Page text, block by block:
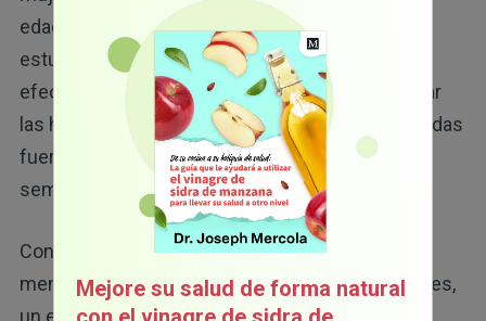
edad, suele ir acompañada de bochornos. Los
estudios han demostrado que la maca tiene
efectos positivos en ambos factores al equilibrar
las hormonas femeninas. Las cantidades sugeridas
fueron de 2.5 a 3 gramos por día durante 6 a 12
semanas.
Con respecto a la depresión relacionada con la
menopausia que experimentaron algunas mujeres,
un estudio observó que la maca:
Mejore su salud de forma natural